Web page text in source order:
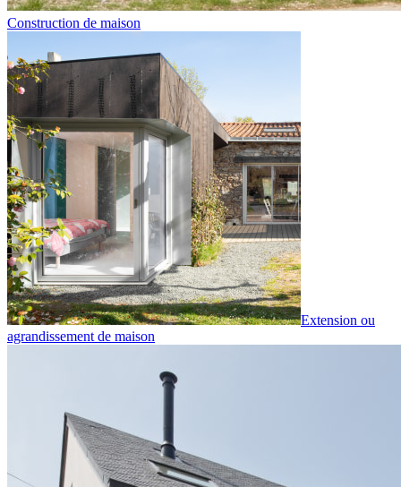
Construction de maison
Extension ou
agrandissement de maison